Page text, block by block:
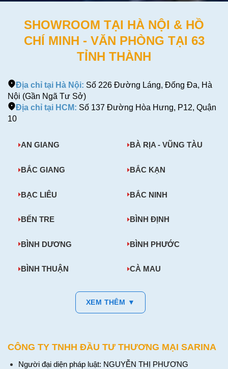
SHOWROOM TẠI HÀ NỘI & HỒ
CHÍ MINH - VĂN PHÒNG TẠI 63
TỈNH THÀNH
Địa chỉ tại Hà Nội: Số 226 Đường Láng, Đống Đa, Hà
Nội (Gần Ngã Tư Sở)
Địa chỉ tại HCM: Số 137 Đường Hòa Hưng, P12, Quận
10
AN GIANG BÀ RỊA - VŨNG TÀU
BẮC GIANG BẮC KẠN
BẠC LIÊU BẮC NINH
BẾN TRE BÌNH ĐỊNH
BÌNH DƯƠNG BÌNH PHƯỚC
BÌNH THUẬN CÀ MAU
XEM THÊM ▼
CÔNG TY TNHH ĐẦU TƯ THƯƠNG MẠI SARINA
Người đại diện pháp luật: NGUYỄN THỊ PHƯƠNG